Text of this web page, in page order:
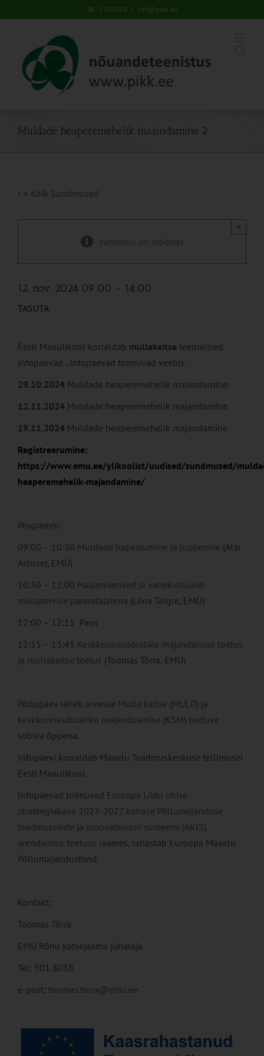
to
Tel: 5201078 | info@pikk.ee
Muldade heaperemehelik majandamine 2
« Kõik Sündmused
sündmus on möödas
×
12. nov. 2024 09:00 - 14:00
TASUTA
Eesti Maaülikool korraldab mullakaitse teemalised
infopäevad . Infopäevad toimuvad veebis.
29.10.2024 Muldade heaperemehelik majandamine.
12.11.2024 Muldade heaperemehelik majandamine.
19.11.2024 Muldade heaperemehelik majandamine.
Registreerumine:
https://www.emu.ee/ylikoolist/uudised/sundmused/
heaperemehelik-majandamine/
Programm:
09:00 – 10:30 Muldade hapestumine ja lupjamine (Alar
Astover, EMÜ)
10:30 – 12:00 Haljasväetised ja vahekultuurid
mullatervise parandajatena (Liina Talgre, EMÜ)
12:00 – 12:15 Paus
12:15 – 13:45 Keskkonnasõbraliku majandamise toetus
ja mullakaitse toetus (Toomas Tõrra, EMÜ)
Põllupäev läheb arvesse Mulla kaitse (MULD) ja
keskkonnasõbraliku majanduamise (KSM) toetuse
sobiva õppena.
Infopäevi korraldab Maaelu Teadmuskeskuse tellimusel
Eesti Maaülikool.
Infopäevad toimuvad Euroopa Liidu ühise
strateegiakava 2023-2027 kohase Põllumajanduse
teadmussiirde ja innovatsiooni süsteemi (AKIS)
arendamise toetuse raames, rahastab Euroopa Maaelu
Põllumajandusfond.
Kontakt:
Toomas Tõrra
EMÜ Rõhu katsejaama juhataja
Tel: 501 8038
e-post: toomas.torra@emu.ee